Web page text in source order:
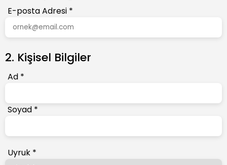
E-posta Adresi *
2. Kişisel Bilgiler
Ad *
Soyad *
Uyruk *